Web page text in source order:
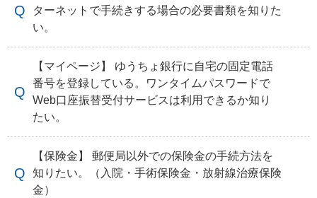
ターネットで手続きする場合の必要書類を知りた
い。
【マイページ】 ゆうちょ銀行に自宅の固定電話
番号を登録している。ワンタイムパスワードで
Web口座振替受付サービスは利用できるか知り
たい。
【保険金】 郵便局以外での保険金の手続方法を
知りたい。（入院・手術保険金・放射線治療保険
金）